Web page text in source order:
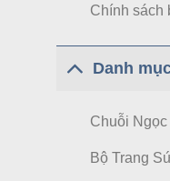
Chính sách
Danh
Chuỗi Ngọc
Bộ Trang